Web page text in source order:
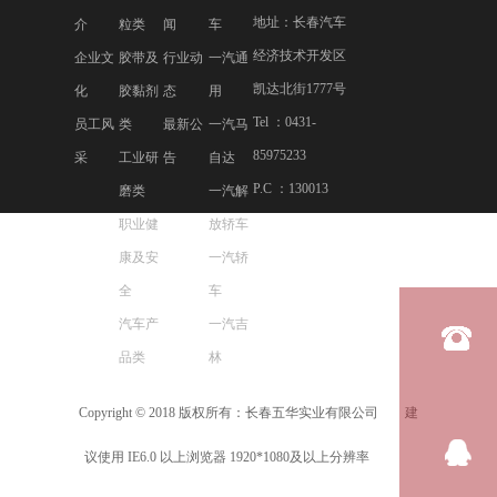
介
企业文
化
员工风
采
粒类
胶带及
胶黏剂
类
工业研
磨类
职业健
康及安
全
汽车产
品类
闻
行业动
态
最新公
告
车
一汽通
用
一汽马
自达
一汽解
放轿车
一汽轿
车
一汽吉
林
地址：长春汽车
经济技术开发区
凯达北街1777号
Tel ：0431-
85975233
P.C ：130013
Copyright © 2018 版权所有：长春五华实业有限公司 建
议使用 IE6.0 以上浏览器 1920*1080及以上分辨率